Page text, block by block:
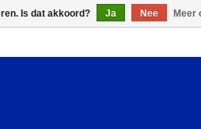
Is dat akkoord? Ja Nee Meer